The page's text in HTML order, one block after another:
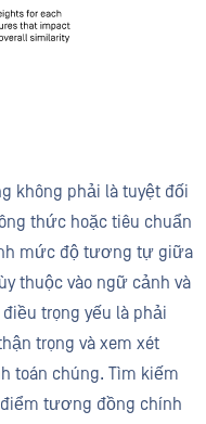
không phải là tuyệt đối
thức hoặc tiêu chuẩn
mức độ tương tự giữa
thuộc vào ngữ cảnh và
trọng yếu là phải
trọng và xem xét
toán chúng. Tìm kiếm
tương đồng chính